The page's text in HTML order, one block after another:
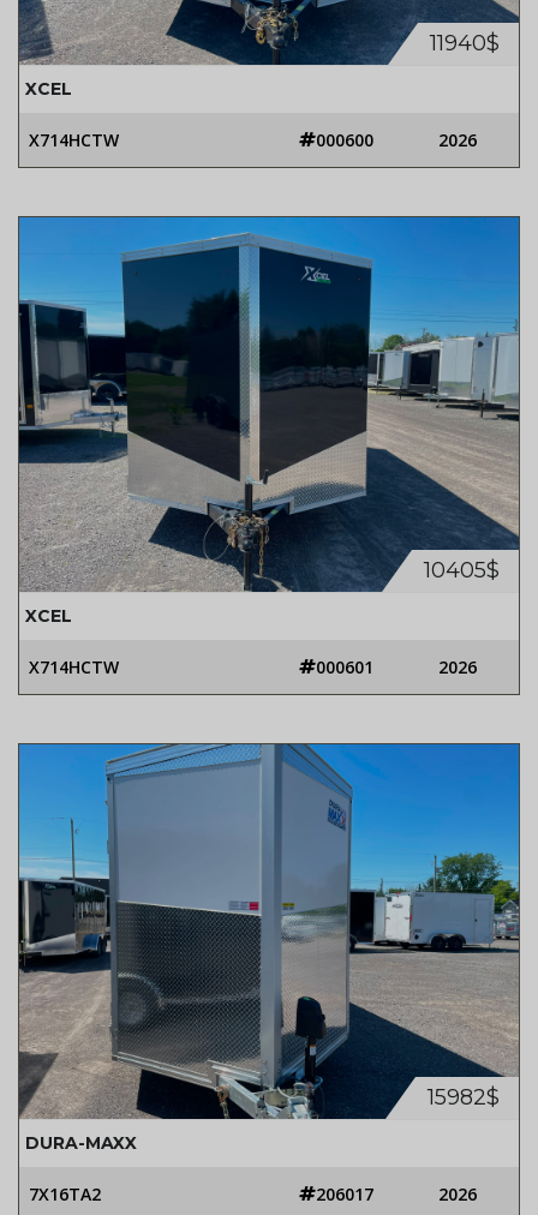
11940$
XCEL
X714HCTW 000600 2026
10405$
XCEL
X714HCTW 000601 2026
15982$
DURA-MAXX
7X16TA2 206017 2026